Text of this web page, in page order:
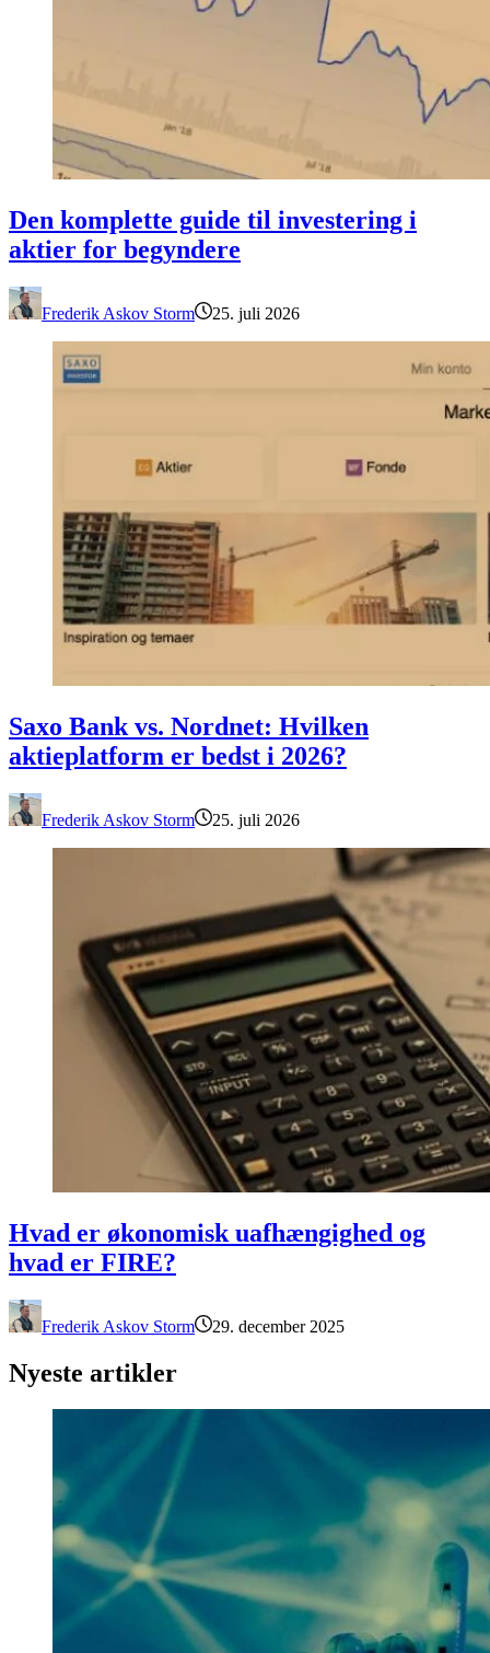
Den komplette guide til investering i
aktier for begyndere
Frederik Askov Storm 25. juli 2026
Saxo Bank vs. Nordnet: Hvilken
aktieplatform er bedst i 2026?
Frederik Askov Storm 25. juli 2026
Hvad er økonomisk uafhængighed og
hvad er FIRE?
Frederik Askov Storm 29. december 2025
Nyeste artikler